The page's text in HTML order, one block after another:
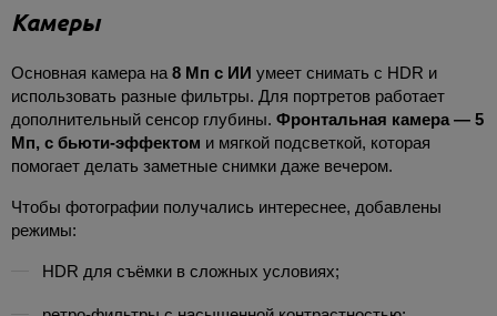
Камеры
Основная камера на 8 Мп с ИИ умеет снимать с HDR и
использовать разные фильтры. Для портретов работает
дополнительный сенсор глубины. Фронтальная камера — 5
Мп, с бьюти-эффектом и мягкой подсветкой, которая
помогает делать заметные снимки даже вечером.
Чтобы фотографии получались интереснее, добавлены
режимы:
HDR для съёмки в сложных условиях;